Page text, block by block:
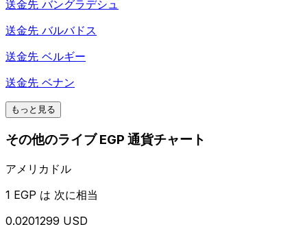
送金先 バングラデシュ
送金先 バルバドス
送金先 ベルギー
送金先 ベナン
もっと見る
その他のライブ EGP 通貨チャート
アメリカドル
1 EGP は 次に相当
0.0201299 USD